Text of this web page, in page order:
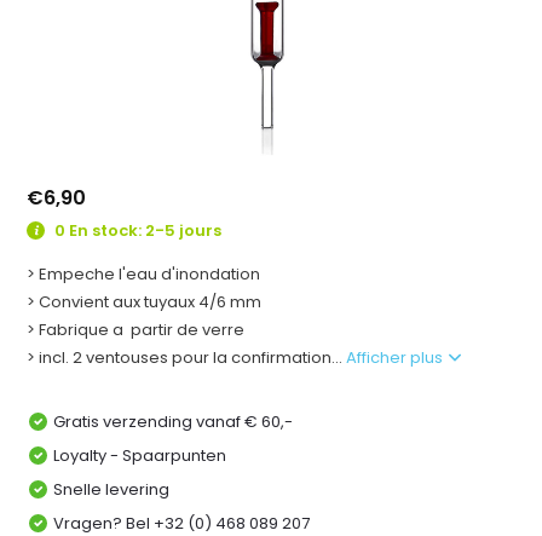
€6,90
0 En stock: 2-5 jours
> Empeche l'eau d'inondation
> Convient aux tuyaux 4/6 mm
> Fabrique a partir de verre
> incl. 2 ventouses pour la confirmation...Afficher plus
Gratis verzending vanaf € 60,-
Loyalty - Spaarpunten
Snelle levering
Vragen? Bel +32 (0) 468 089 207